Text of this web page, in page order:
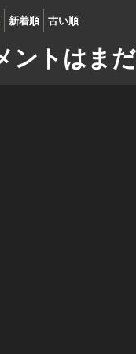
新着順 古い順
ントはま